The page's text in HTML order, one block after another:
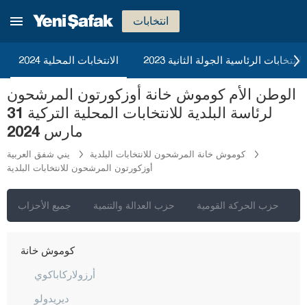
انتخابات
الانتخابات المحلية 2024 2023 الانتخابات الرئاسية الجولة الثانية
الوطن الأم كوموش خانة أوزكورتون المرشحون
لرئاسة البلدية للانتخابات المحلية التركية 31
مارس 2024
يني شفق العربية
كوموش خانة المرشحون للانتخابات البلدية
أوزكورتون المرشحون للانتخابات البلدية
جميع الأحزاب حزب العدالة والتنمية حزب الحركة القومية
دياربكر
أدرنة
إلازغ
إيرزينجان
أرضروم
إيسكي شهير
غيراسون
كوموش خانة
أرزولاركاباكوي
ديريدولو